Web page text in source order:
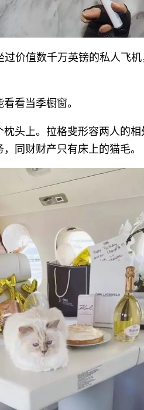
价值数千万英镑的私人飞
看当季橱窗。
头上。拉格斐形容两人的
同财财产只有床上的猫毛。